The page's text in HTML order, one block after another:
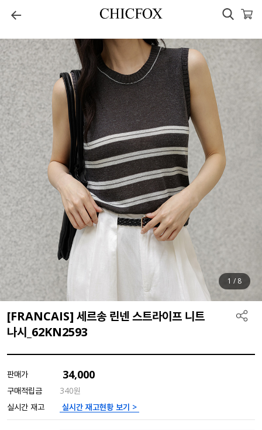
1 / 8
[FRANCAIS] 세르송 린넨 스트라이프 니트
나시_62KN2593
판매가 34,000
구매적립금
340원
실시간 재고
실시간 재고현황 보기 >